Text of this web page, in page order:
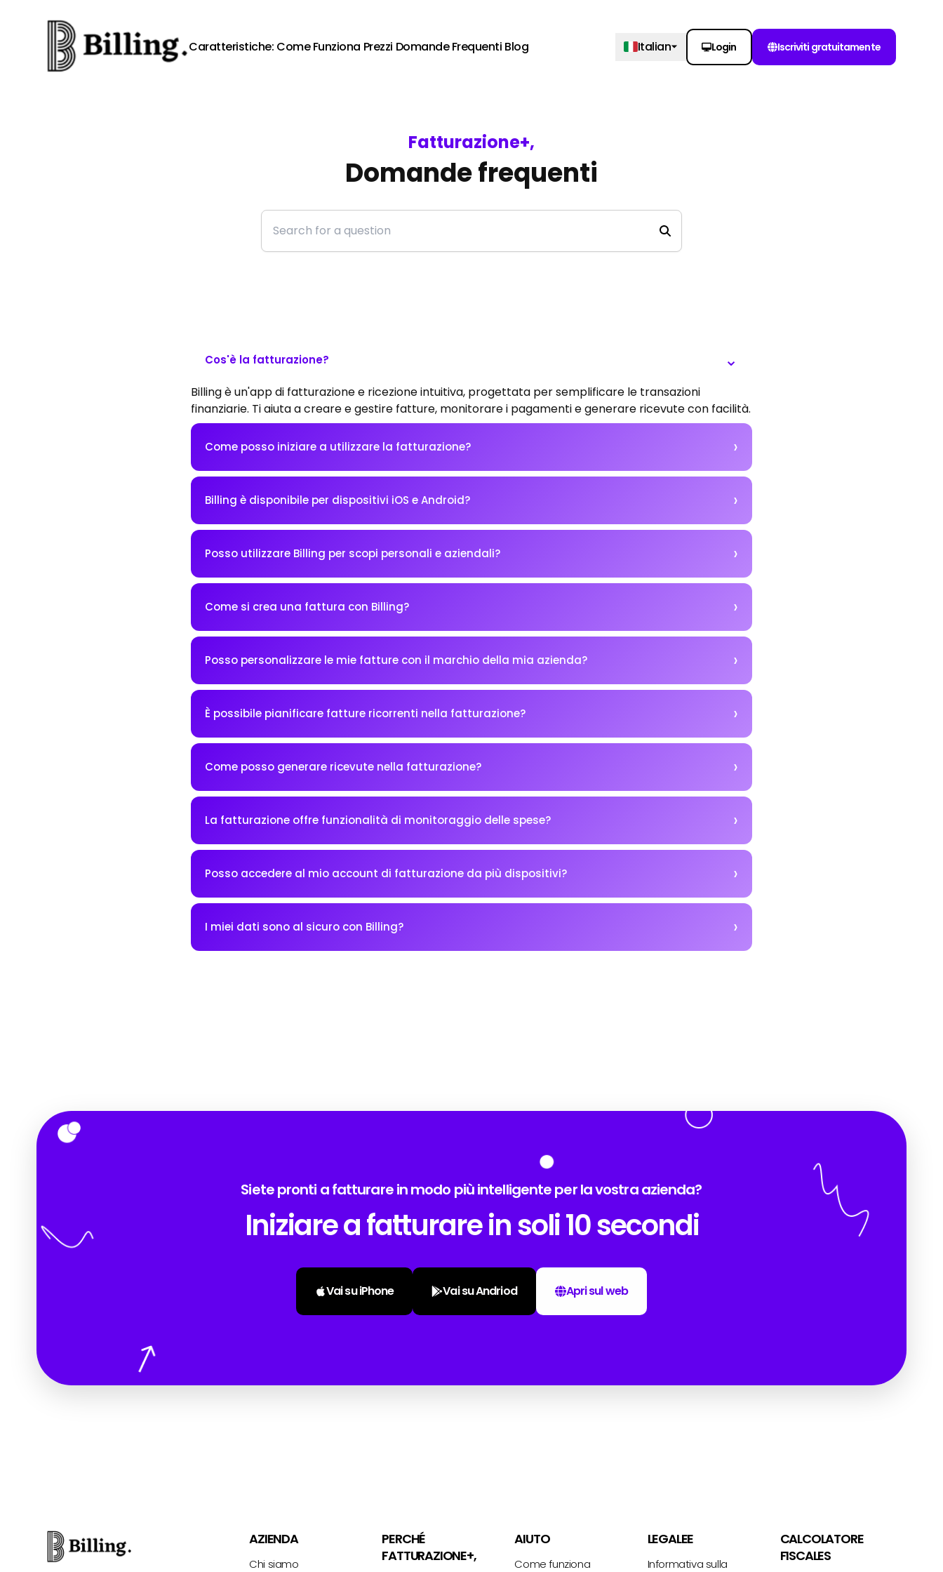
Caratteristiche: Come Funziona Prezzi Domande Frequenti Blog Italian Login Iscriviti gratuitamente
Fatturazione+,
Domande frequenti
Cos'è la fatturazione?
Billing è un'app di fatturazione e ricezione intuitiva, progettata per semplificare le transazioni
finanziarie. Ti aiuta a creare e gestire fatture, monitorare i pagamenti e generare ricevute con facilità.
Come posso iniziare a utilizzare la fatturazione?
Billing è disponibile per dispositivi iOS e Android?
Posso utilizzare Billing per scopi personali e aziendali?
Come si crea una fattura con Billing?
Posso personalizzare le mie fatture con il marchio della mia azienda?
È possibile pianificare fatture ricorrenti nella fatturazione?
Come posso generare ricevute nella fatturazione?
La fatturazione offre funzionalità di monitoraggio delle spese?
Posso accedere al mio account di fatturazione da più dispositivi?
I miei dati sono al sicuro con Billing?
Siete pronti a fatturare in modo più intelligente per la vostra azienda?
Iniziare a fatturare in soli 10 secondi
Vai su iPhone Vai su Andriod Apri sul web
AZIENDA
Chi siamo
PERCHÉ
FATTURAZIONE+,
AIUTO
Come funziona
LEGALEE
Informativa sulla
CALCOLATORE
FISCALES